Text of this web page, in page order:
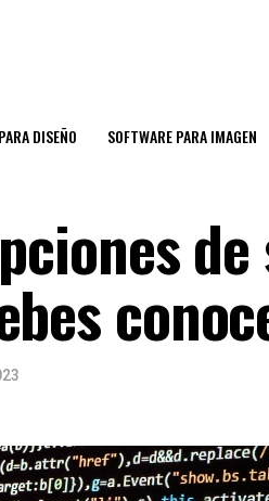
DISEÑO SOFTWARE PARA IMAGEN